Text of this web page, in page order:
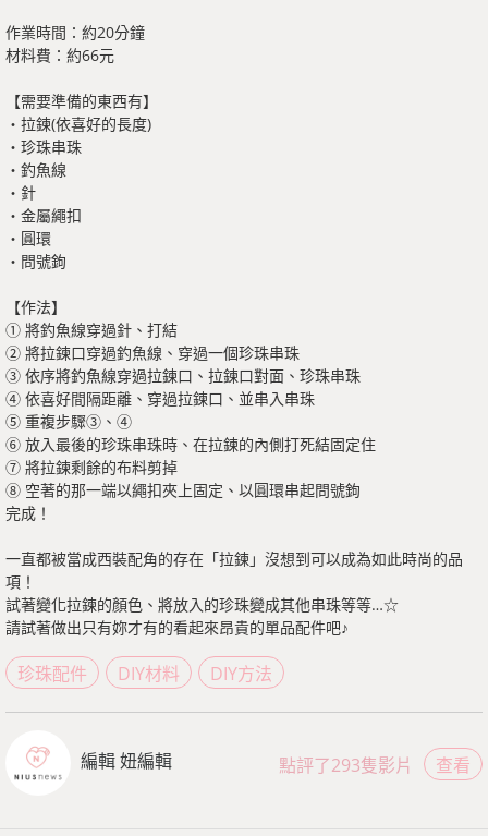
作業時間：約20分鐘
材料費：約66元
【需要準備的東西有】
・拉鍊(依喜好的長度)
・珍珠串珠
・釣魚線
・針
・金屬繩扣
・圓環
・問號鉤
【作法】
① 將釣魚線穿過針、打結
② 將拉鍊口穿過釣魚線、穿過一個珍珠串珠
③ 依序將釣魚線穿過拉鍊口、拉鍊口對面、珍珠串珠
④ 依喜好間隔距離、穿過拉鍊口、並串入串珠
⑤ 重複步驟③、④
⑥ 放入最後的珍珠串珠時、在拉鍊的內側打死結固定住
⑦ 將拉鍊剩餘的布料剪掉
⑧ 空著的那一端以繩扣夾上固定、以圓環串起問號鉤
完成！
一直都被當成西裝配角的存在「拉鍊」沒想到可以成為如此時尚的品
項！
試著變化拉鍊的顏色、將放入的珍珠變成其他串珠等等…☆
請試著做出只有妳才有的看起來昂貴的單品配件吧♪
珍珠配件 DIY材料 DIY方法
編輯 妞編輯 查看
點評了293隻影片